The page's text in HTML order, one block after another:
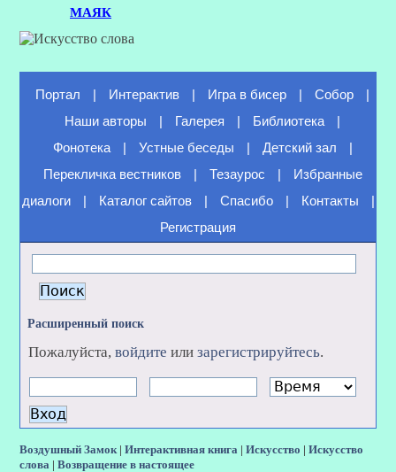
МАЯК
Портал Интерактив Игра в бисер Собор
Наши авторы
Галерея Библиотека
Фонотека
Устные беседы Детский зал
Перекличка вестников
Тезаурос
Избранные
диалоги
Каталог сайтов Спасибо Контакты
Регистрация
Расширенный поиск
Пожалуйста,войдите илизарегистрируйтесь.
Воздушный Замок|Интерактивная книга |Искусство |Искусство
слова |Возвращение в настоящее